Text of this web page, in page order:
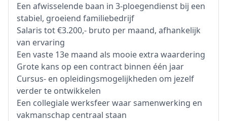
Een afwisselende baan in 3-ploegendienst bij een
stabiel, groeiend familiebedrijf
Salaris tot €3.200,- bruto per maand, afhankelijk
van ervaring
Een vaste 13e maand als mooie extra waardering
Grote kans op een contract binnen één jaar
Cursus- en opleidingsmogelijkheden om jezelf
verder te ontwikkelen
Een collegiale werksfeer waar samenwerking en
vakmanschap centraal staan